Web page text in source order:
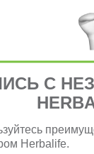
С
Herbalife.